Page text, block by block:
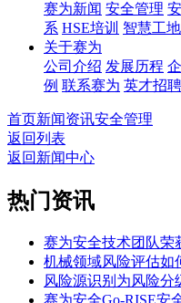
赛为新闻 安全管理
系 HSE培训 智慧工地
关于赛为
公司介绍 发展历程
例 联系赛为 英才招聘
首页新闻资讯安全管理
返回列表
返回新闻中心
热门资讯
赛为安全技术团队
机械领域风险评估如
风险源识别为风险分
赛为安全Go-RISE安